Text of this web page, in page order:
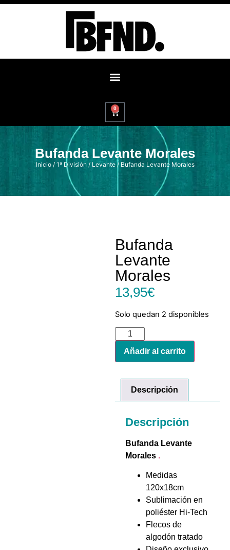
0
Bufanda Levante Morales
Inicio/ 1ª División/ Levante/ Bufanda Levante Morales
Bufanda
Levante
Morales
13,95€
Solo quedan 2 disponibles
Añadir al carrito
Descripción
Descripción
Bufanda Levante
Morales .
Medidas
120x18cm
Sublimación en
poliéster Hi-Tech
Flecos de
algodón tratado